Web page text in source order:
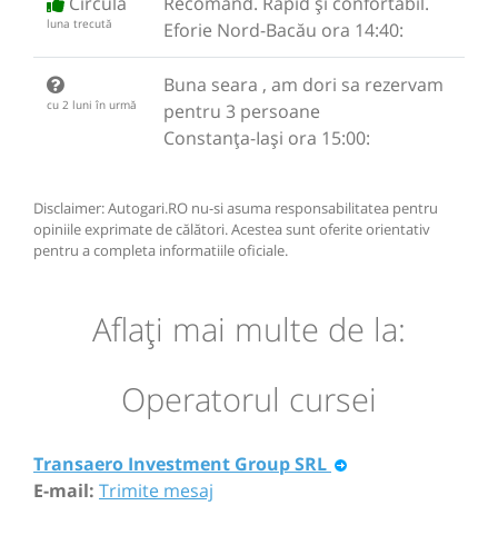
luna trecută
Eforie Nord-Bacău ora 14:40:
cu 2 luni în urmă
Buna seara , am dori sa rezervam
pentru 3 persoane
Constanța-Iași ora 15:00:
Disclaimer: Autogari.RO nu-si asuma responsabilitatea pentru
opiniile exprimate de călători. Acestea sunt oferite orientativ
pentru a completa informatiile oficiale.
Aflaţi mai multe de la:
Operatorul cursei
Transaero Investment Group SRL
E-mail: Trimite mesaj